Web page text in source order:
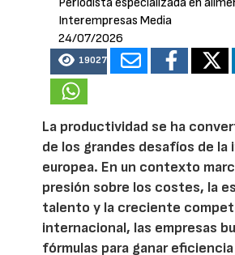
Interempresas Media
24/07/2026
19027
La productividad se ha
de los grandes desafíos de la
europea. En un contexto
presión sobre los costes, la
talento y la creciente
internacional, las empresas
fórmulas para ganar